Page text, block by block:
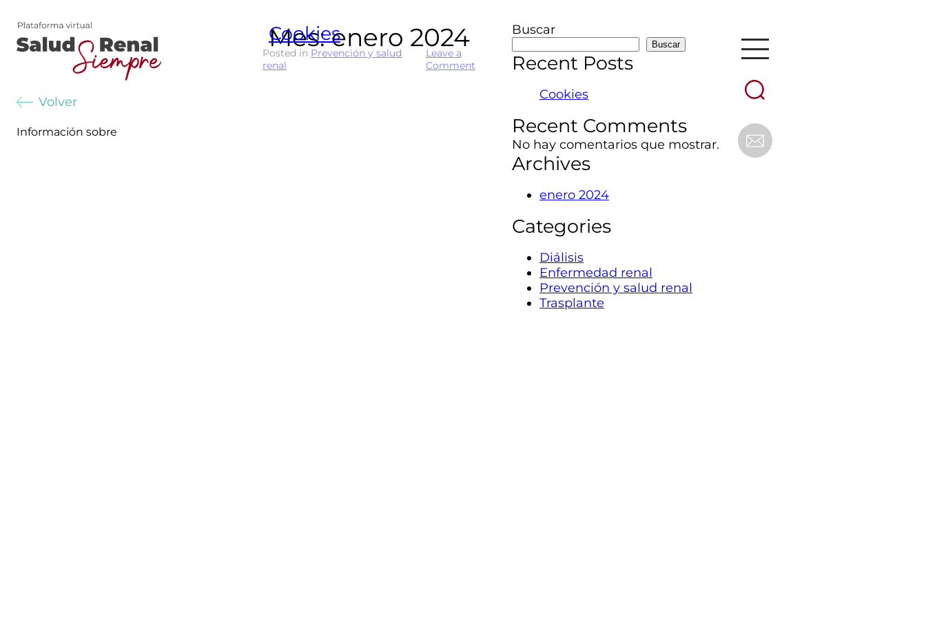
Volver
Información sobre
Mes:enero 2024
Cookies
Posted in Prevención y salud
renal
Leave a
Commenton
Buscar
Buscar
Recent Posts
Cookies
Recent Comments
No hay comentarios que mostrar.
Archives
enero 2024
Categories
Diálisis
Enfermedad renal
Prevención y salud renal
Trasplante